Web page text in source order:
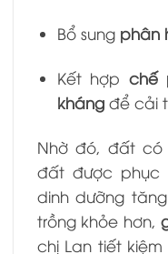
Bổ sung phân
Kết hợp chế
khángđể cải
Nhờ đó, đất có
đất được phục
dinh dưỡng
trồng khỏe hơn,
chị Lan tiết